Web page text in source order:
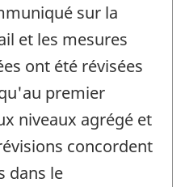
sur la
et les mesures
ont été révisées
premier
niveaux agrégé et
concordent
dans le